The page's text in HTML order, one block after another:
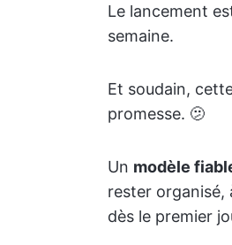
Le lancement
semaine.
Et soudain,
promesse. 🫤
Un modèle
rester
dès le premier